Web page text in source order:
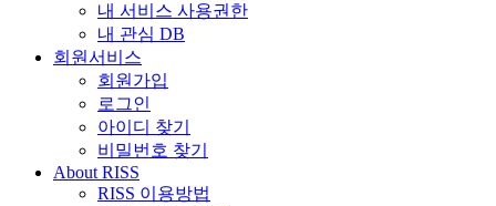
내 서비스 사용권한
내 관심 DB
회원서비스
회원가입
로그인
아이디 찾기
비밀번호 찾기
About RISS
RISS 이용방법